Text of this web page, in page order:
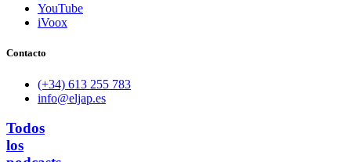
YouTube
iVoox
Contacto
(+34) 613 255 783
info@eljap.es
Todos
los